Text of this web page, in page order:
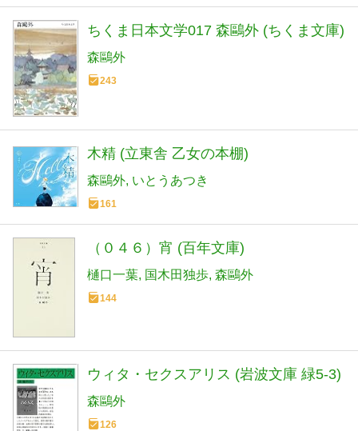
ちくま日本文学017 森鷗外 (ちくま文庫)
森鷗外
243
木精 (立東舎 乙女の本棚)
森鷗外 いとうあつき
161
（０４６）宵 (百年文庫)
樋口一葉 国木田独歩 森鷗外
144
ウィタ・セクスアリス (岩波文庫 緑5-3)
森鷗外
126